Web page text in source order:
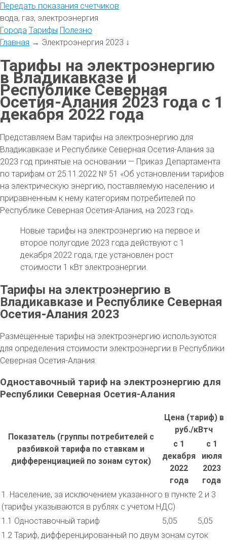
Передать показания счетчиков
вода, газ, электроэнергия
Города Тарифы Полезно
Главная → Электроэнергия 2023 ↓
Тарифы на электроэнергию
в Владикавказе и
Республике Северная
Осетия-Алания 2023 года с 1
декабря 2022 года
Представляем Вам тарифы на электроэнергию для
Владикавказе и Республике Северная Осетия-Алания за
2023 год принятые на основании — Приказ Департамента
по тарифам от 25.11.2022 № 51 «Об установлении тарифов
на электрическую энергию, поставляемую населению и
приравненным к нему категориям потребителей по
Республике Северная Осетия-Алания, на 2023 год».
Новые тарифы на электроэнергию на первое и
второе полугодие 2023 года действуют с 1
декабря 2022 года, где установлен рост
стоимости 1 кВт электроэнергии.
Тарифы на электроэнергию в
Владикавказе и Республике Северная
Осетия-Алания 2023
Размещенные тарифы на электроэнергию используются
для определения стоимости электроэнергии в Республики
Северная Осетия-Алания.
Одноставочный тариф на электроэнергию для
Республики Северная Осетия-Алания
Показатель (группы потребителей с
разбивкой тарифа по ставкам и
дифференциацией по зонам суток)
Цена (тариф) в
руб./кВтч
с 1
декабря
2022
года
с 1
июля
2023
года
1. Население, за исключением указанного в пункте 2 и 3
(тарифы указываются в рублях с учетом НДС)
1.1 Одноставочный тариф
5,05
5,05
1.2 Тариф, дифференцированный по двум зонам суток